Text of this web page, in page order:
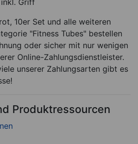
10er Set und alle weiteren
"Fitness Tubes" bestellen
oder sicher mit nur wenigen
Online-Zahlungsdienstleister.
unserer Zahlungsarten gibt es
Produktressourcen